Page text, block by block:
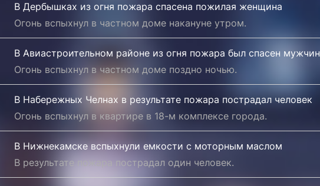
В Дербышках из огня пожара спасена пожилая женщина
Огонь вспыхнул в частном доме накануне утром.
В Авиастроительном районе из огня пожара был спасен
Огонь вспыхнул в частном доме поздно ночью.
В Набережных Челнах в результате пожара пострадал человек
Огонь вспыхнул в квартире в 18-м комплексе города.
В Нижнекамске вспыхнули емкости с моторным маслом
В результате пожара пострадал один человек.